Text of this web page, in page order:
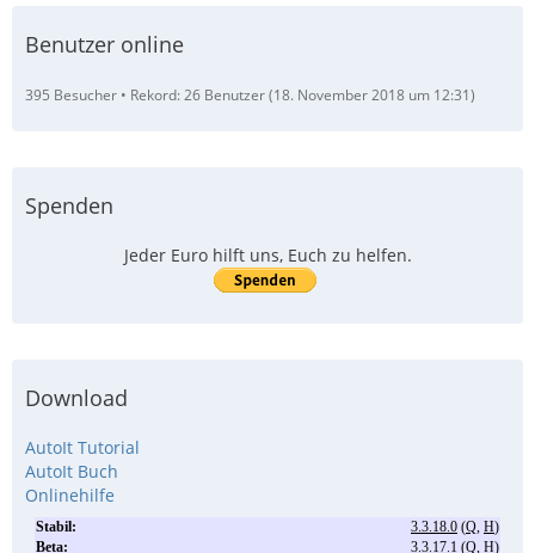
Benutzer online
395 Besucher Rekord: 26 Benutzer (18. November 2018 um 12:31)
Spenden
Jeder Euro hilft uns, Euch zu helfen.
Download
AutoIt Tutorial
AutoIt Buch
Onlinehilfe